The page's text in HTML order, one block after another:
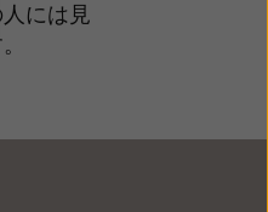
には見